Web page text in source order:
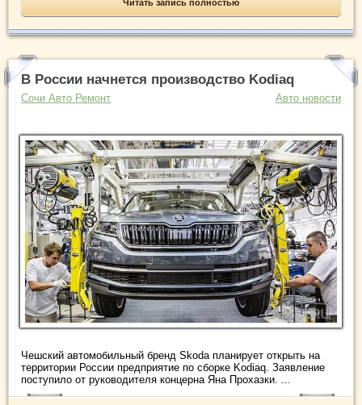
Читать запись полностью
В России начнется производство Kodiaq
Сочи Авто Ремонт Авто новости
Чешский автомобильный бренд Skoda планирует открыть на
территории России предприятие по сборке Kodiaq. Заявление
поступило от руководителя концерна Яна Прохазки. ...